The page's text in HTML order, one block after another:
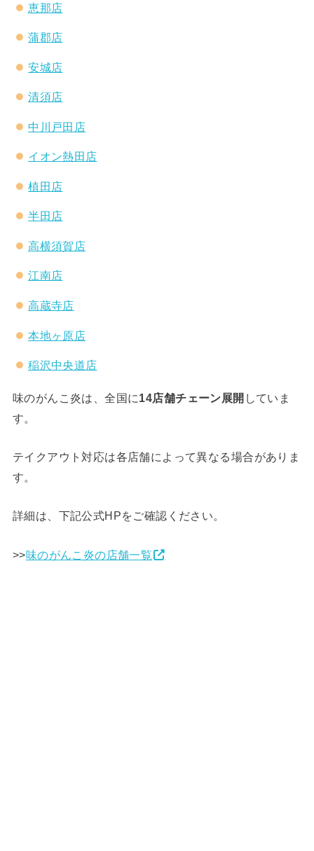
恵那店
蒲郡店
安城店
清須店
中川戸田店
イオン熱田店
植田店
半田店
高横須賀店
江南店
高蔵寺店
本地ヶ原店
稲沢中央道店
味のがんこ炎は、全国に14店舗チェーン展開 していま
す。
テイクアウト対応は各店舗によって異なる場合がありま
す。
詳細は、下記公式HPをご確認ください。
>>味のがんこ炎の店舗一覧